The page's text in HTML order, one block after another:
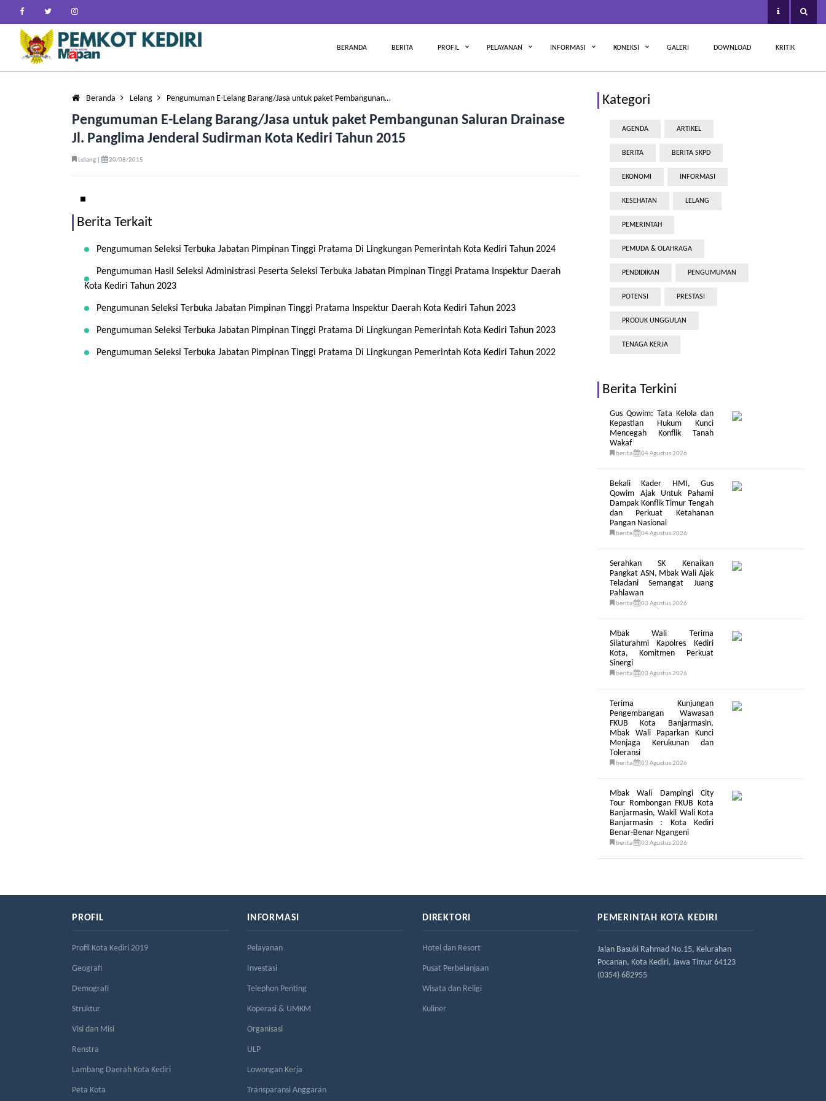
BERANDA BERITA PROFIL PELAYANAN INFORMASI KONEKSI GALERI DOWNLOAD KRITIK
Beranda Lelang Pengumuman E-Lelang Barang/Jasa untuk paket Pembangunan…
Pengumuman E-Lelang Barang/Jasa untuk paket Pembangunan Saluran Drainase
Jl. Panglima Jenderal Sudirman Kota Kediri Tahun 2015
Lelang | 20/08/2015
Berita Terkait
Pengumuman Seleksi Terbuka Jabatan Pimpinan Tinggi Pratama Di Lingkungan Pemerintah Kota Kediri Tahun 2024
Pengumuman Hasil Seleksi Administrasi Peserta Seleksi Terbuka Jabatan Pimpinan Tinggi Pratama Inspektur Daerah
Kota Kediri Tahun 2023
Pengumunan Seleksi Terbuka Jabatan Pimpinan Tinggi Pratama Inspektur Daerah Kota Kediri Tahun 2023
Pengumuman Seleksi Terbuka Jabatan Pimpinan Tinggi Pratama Di Lingkungan Pemerintah Kota Kediri Tahun 2023
Pengumuman Seleksi Terbuka Jabatan Pimpinan Tinggi Pratama Di Lingkungan Pemerintah Kota Kediri Tahun 2022
Kategori
AGENDA ARTIKEL
BERITA BERITA SKPD
EKONOMI INFORMASI
KESEHATAN LELANG
PEMERINTAH
PEMUDA & OLAHRAGA
PENDIDIKAN PENGUMUMAN
POTENSI PRESTASI
PRODUK UNGGULAN
TENAGA KERJA
Berita Terkini
Gus Qowim: Tata Kelola dan
Kepastian Hukum Kunci
Mencegah Konflik Tanah
Wakaf
berita 04 Agustus 2026
Bekali Kader HMI, Gus
Qowim Ajak Untuk Pahami
Dampak Konflik Timur Tengah
dan Perkuat Ketahanan
Pangan Nasional
berita 04 Agustus 2026
Serahkan SK Kenaikan
Pangkat ASN, Mbak Wali Ajak
Teladani Semangat Juang
Pahlawan
berita 03 Agustus 2026
Mbak Wali Terima
Silaturahmi Kapolres Kediri
Kota, Komitmen Perkuat
Sinergi
berita 03 Agustus 2026
Terima Kunjungan
Pengembangan Wawasan
FKUB Kota Banjarmasin,
Mbak Wali Paparkan Kunci
Menjaga Kerukunan dan
Toleransi
berita 03 Agustus 2026
Mbak Wali Dampingi City
Tour Rombongan FKUB Kota
Banjarmasin, Wakil Wali Kota
Banjarmasin : Kota Kediri
Benar-Benar Ngangeni
berita 03 Agustus 2026
PROFIL
Profil Kota Kediri 2019
Geografi
Demografi
Struktur
Visi dan Misi
Renstra
Lambang Daerah Kota Kediri
Peta Kota
INFORMASI
Pelayanan
Investasi
Telephon Penting
Koperasi & UMKM
Organisasi
ULP
Lowongan Kerja
Transparansi Anggaran
DIREKTORI
Hotel dan Resort
Pusat Perbelanjaan
Wisata dan Religi
Kuliner
PEMERINTAH KOTA KEDIRI
Jalan Basuki Rahmad No.15, Kelurahan
Pocanan, Kota Kediri, Jawa Timur 64123
(0354) 682955